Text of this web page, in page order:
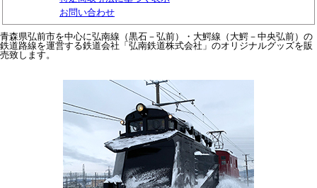
お問い合わせ
青森県弘前市を中心に弘南線（黒石－弘前）・大鰐線（大鰐－中央弘前）の
鉄道路線を運営する鉄道会社「弘南鉄道株式会社」のオリジナルグッズを販
売致します。